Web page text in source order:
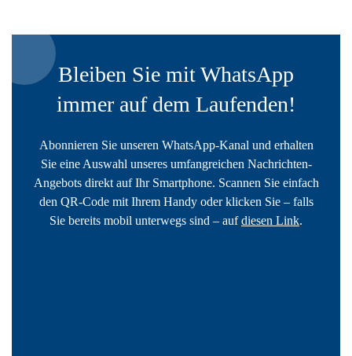
Bleiben Sie mit WhatsApp
immer auf dem Laufenden!
Abonnieren Sie unseren WhatsApp-Kanal und erhalten
Sie eine Auswahl unseres umfangreichen Nachrichten-
Angebots direkt auf Ihr Smartphone. Scannen Sie einfach
den QR-Code mit Ihrem Handy oder klicken Sie – falls
Sie bereits mobil unterwegs sind – aufdiesen Link.